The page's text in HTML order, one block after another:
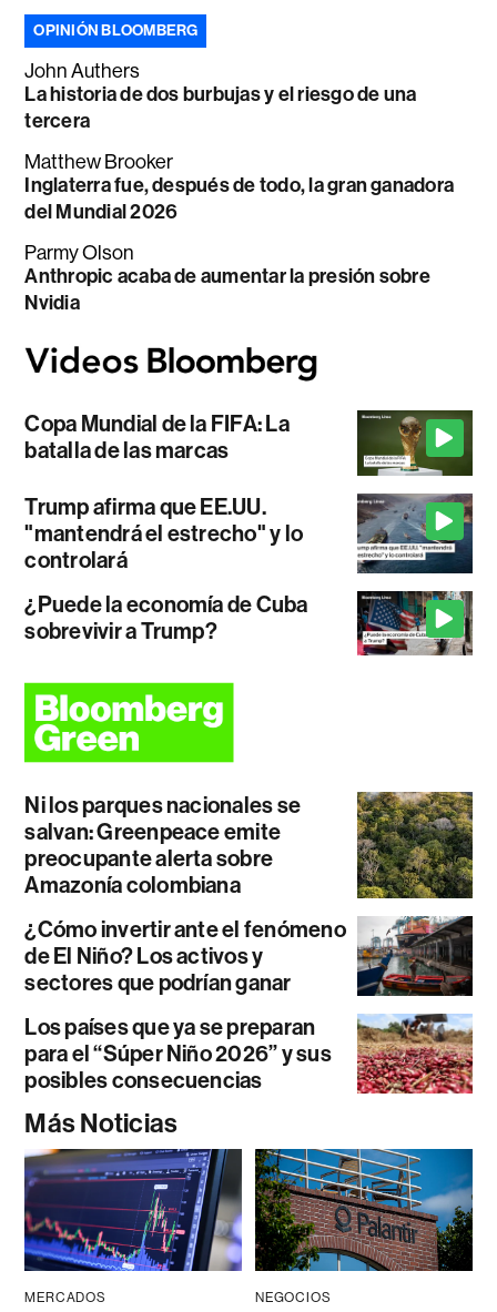
OPINIÓN BLOOMBERG
John Authers
La historia de dos burbujas y el riesgo de una
tercera
Matthew Brooker
Inglaterra fue, después de todo, la gran ganadora
del Mundial 2026
Parmy Olson
Anthropic acaba de aumentar la presión sobre
Nvidia
Copa Mundial de la FIFA: La
batalla de las marcas
Trump afirma que EE.UU.
"mantendrá el estrecho" y lo
controlará
¿Puede la economía de Cuba
sobrevivir a Trump?
Ni los parques nacionales se
salvan: Greenpeace emite
preocupante alerta sobre
Amazonía colombiana
¿Cómo invertir ante el fenómeno
de El Niño? Los activos y
sectores que podrían ganar
Los países que ya se preparan
para el “Súper Niño 2026” y sus
posibles consecuencias
Más Noticias
MERCADOS NEGOCIOS